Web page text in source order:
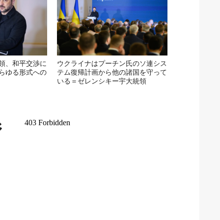
、和平交渉に
ゆる形式への
ウクライナはプーチン氏のソ連シス
テム復帰計画から他の諸国を守って
いる＝ゼレンシキー宇大統領